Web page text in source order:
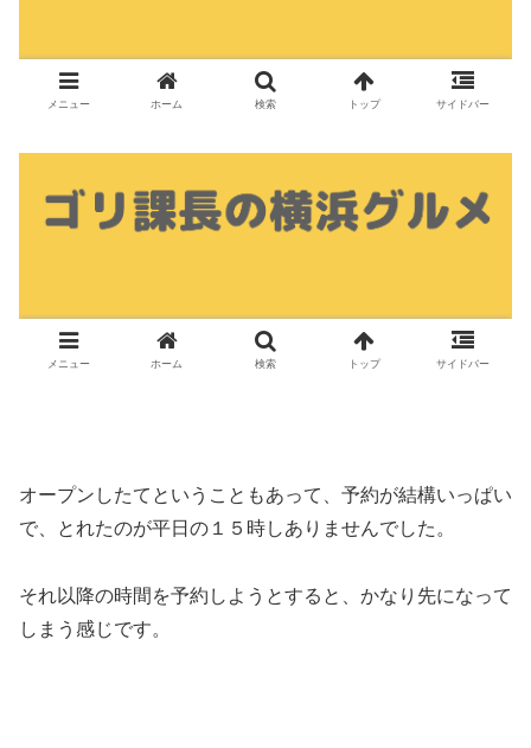
オープンしたてということもあって、予約が結構いっぱい
で、とれたのが平日の１５時しありませんでした。
それ以降の時間を予約しようとすると、かなり先になって
しまう感じです。